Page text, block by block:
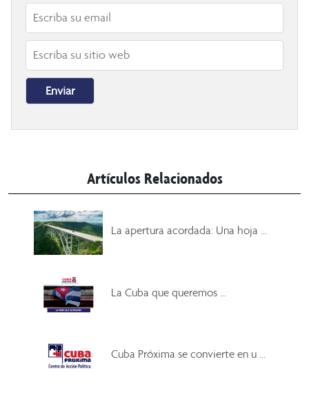
Artículos Relacionados
La apertura acordada: Una hoja ...
La Cuba que queremos ...
Cuba Próxima se convierte en u ...